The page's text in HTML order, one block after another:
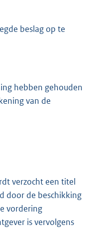
beslag op te
hebben gehouden
van de
verzocht een titel
door de beschikking
vordering
is vervolgens